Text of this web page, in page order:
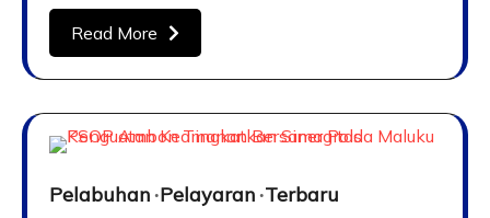
Read More
Pelabuhan Pelayaran Terbaru